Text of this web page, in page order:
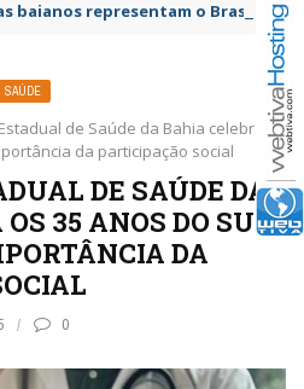
baianos representam o Brasil no
SAÚDE
de Saúde da Bahia celebra os
da participação social
DE SAÚDE DA
35 ANOS DO SUS
DA
0